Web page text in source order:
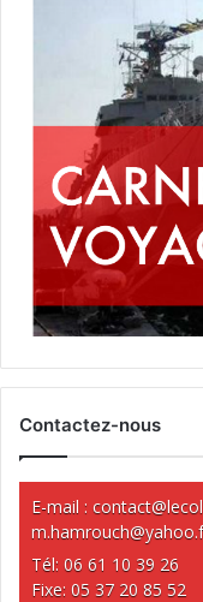
Contactez-nous
E-mail :
Tél: 06 61 10 39 26
Fixe: 05 37 20 85 52